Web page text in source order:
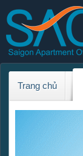
Trang chủ